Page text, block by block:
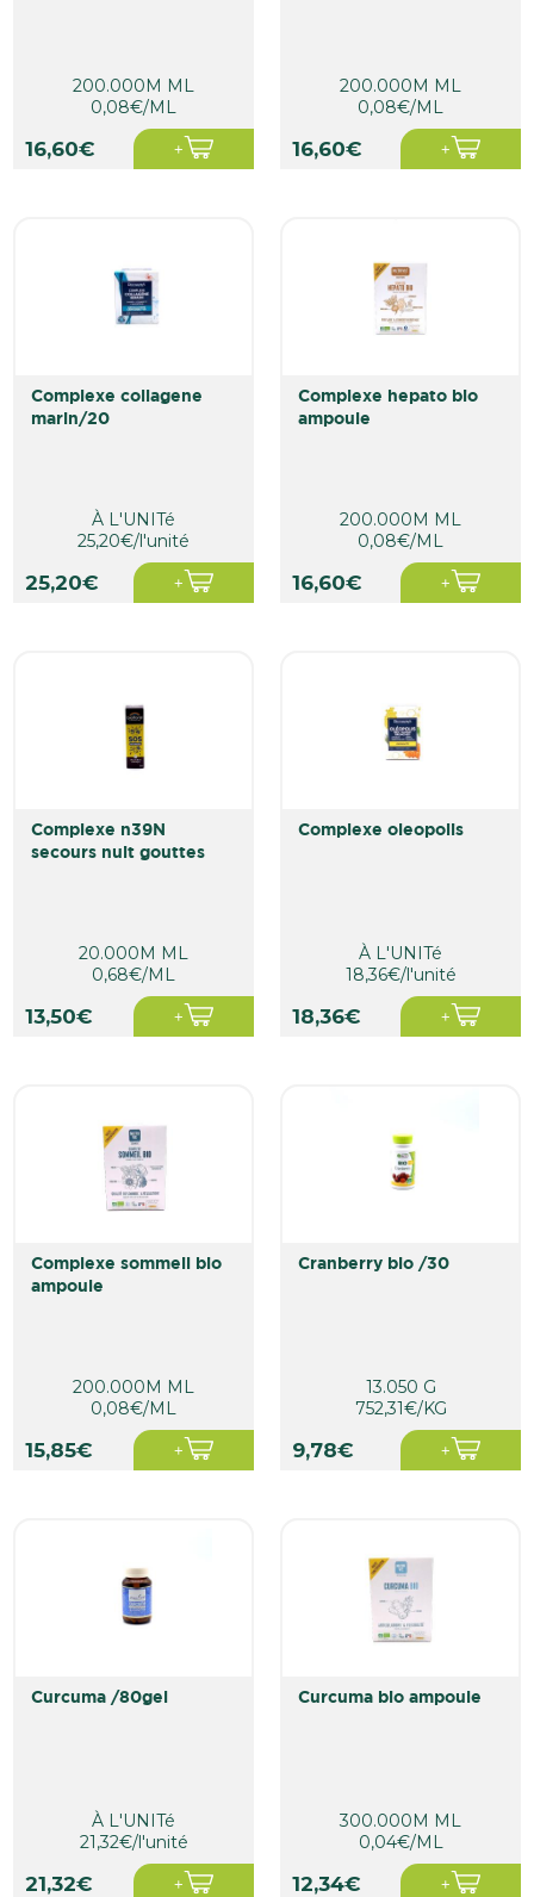
200.000M ML
0,08€/ML
16,60€
200.000M ML
0,08€/ML
16,60€
complexe collagene
marin/20
À L'UNITé
25,20€/l'unité
25,20€
complexe hepato bio
ampoule
200.000M ML
0,08€/ML
16,60€
complexe n39N
secours nuit gouttes
20.000M ML
0,68€/ML
13,50€
complexe oleopolis
À L'UNITé
18,36€/l'unité
18,36€
complexe sommeil bio
ampoule
200.000M ML
0,08€/ML
15,85€
cranberry bio /30
13.050 G
752,31€/KG
9,78€
curcuma /80gel
À L'UNITé
21,32€/l'unité
21,32€
curcuma bio ampoule
300.000M ML
0,04€/ML
12,34€